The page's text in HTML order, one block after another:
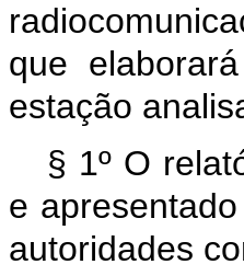
que
estação
§ 1º O
e
autoridades